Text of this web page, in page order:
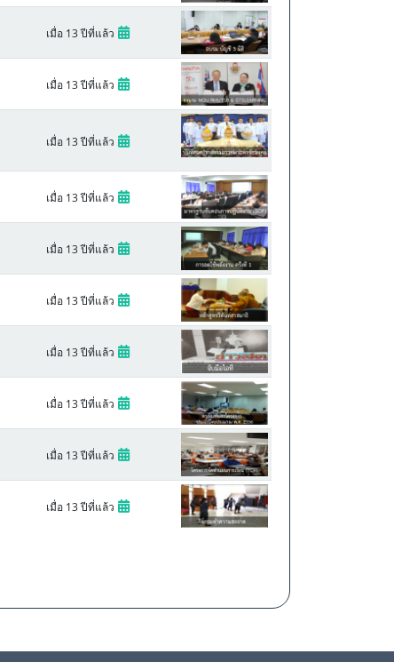
เมื่อ 13 ปีที่แล้ว
เมื่อ 13 ปีที่แล้ว
เมื่อ 13 ปีที่แล้ว
เมื่อ 13 ปีที่แล้ว
เมื่อ 13 ปีที่แล้ว
เมื่อ 13 ปีที่แล้ว
เมื่อ 13 ปีที่แล้ว
เมื่อ 13 ปีที่แล้ว
เมื่อ 13 ปีที่แล้ว
เมื่อ 13 ปีที่แล้ว